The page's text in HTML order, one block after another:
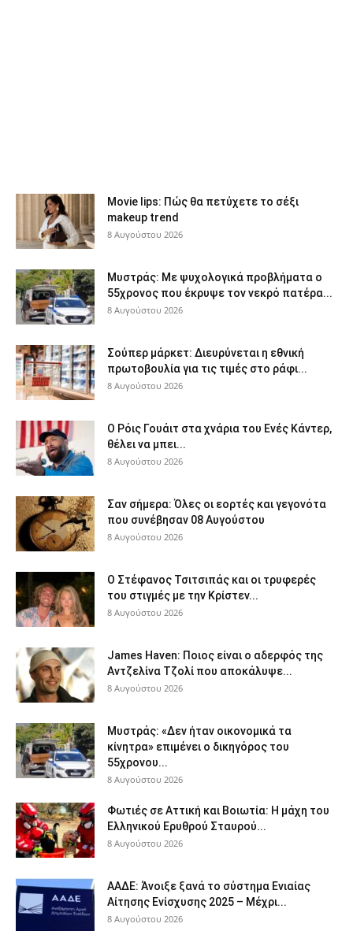
Movie lips: Πώς θα πετύχετε το σέξι
makeup trend
8 Αυγούστου 2026
Μυστράς: Με ψυχολογικά προβλήματα ο
55χρονος που έκρυψε τον νεκρό πατέρα...
8 Αυγούστου 2026
Σούπερ μάρκετ: Διευρύνεται η εθνική
πρωτοβουλία για τις τιμές στο ράφι...
8 Αυγούστου 2026
Ο Ρόις Γουάιτ στα χνάρια του Ενές Κάντερ,
θέλει να μπει...
8 Αυγούστου 2026
Σαν σήμερα: Όλες οι εορτές και γεγονότα
που συνέβησαν 08 Αυγούστου
8 Αυγούστου 2026
Ο Στέφανος Τσιτσιπάς και οι τρυφερές
του στιγμές με την Κρίστεν...
8 Αυγούστου 2026
James Haven: Ποιος είναι ο αδερφός της
Αντζελίνα Τζολί που αποκάλυψε...
8 Αυγούστου 2026
Μυστράς: «Δεν ήταν οικονομικά τα
κίνητρα» επιμένει ο δικηγόρος του
55χρονου...
8 Αυγούστου 2026
Φωτιές σε Αττική και Βοιωτία: Η μάχη του
Ελληνικού Ερυθρού Σταυρού...
8 Αυγούστου 2026
ΑΑΔΕ: Άνοιξε ξανά το σύστημα Ενιαίας
Αίτησης Ενίσχυσης 2025 – Μέχρι...
8 Αυγούστου 2026